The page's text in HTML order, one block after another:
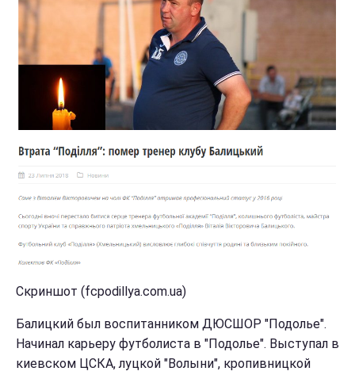
Скриншот (fcpodillya.com.ua)
Балицкий был воспитанником ДЮСШОР "Подолье".
Начинал карьеру футболиста в "Подолье". Выступал в
киевском ЦСКА, луцкой "Волыни", кропивницкой